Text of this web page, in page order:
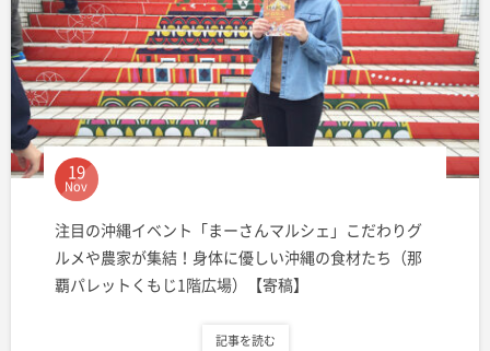
19
Nov
注目の沖縄イベント「まーさんマルシェ」こだわりグ
ルメや農家が集結！身体に優しい沖縄の食材たち（那
覇パレットくもじ1階広場）【寄稿】
記事を読む